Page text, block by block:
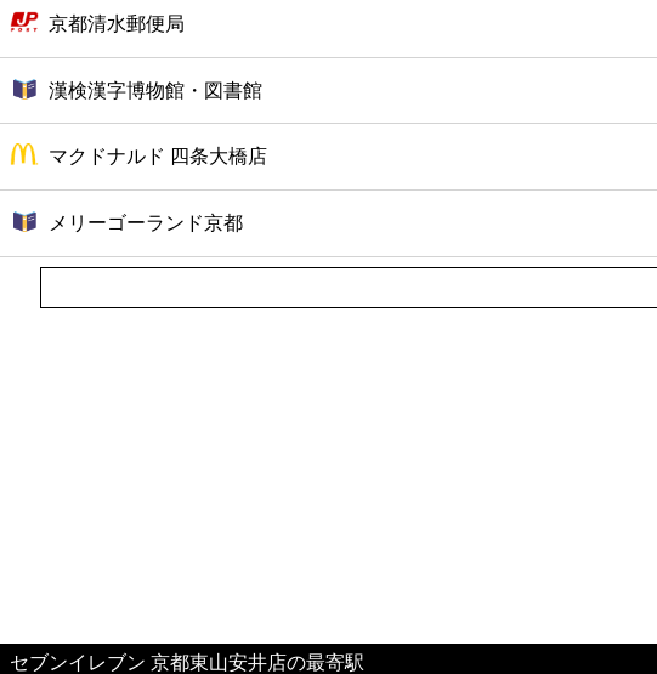
京都清水郵便局
漢検漢字博物館・図書館
マクドナルド 四条大橋店
メリーゴーランド京都
セブンイレブン 京都東山安井店の最寄駅